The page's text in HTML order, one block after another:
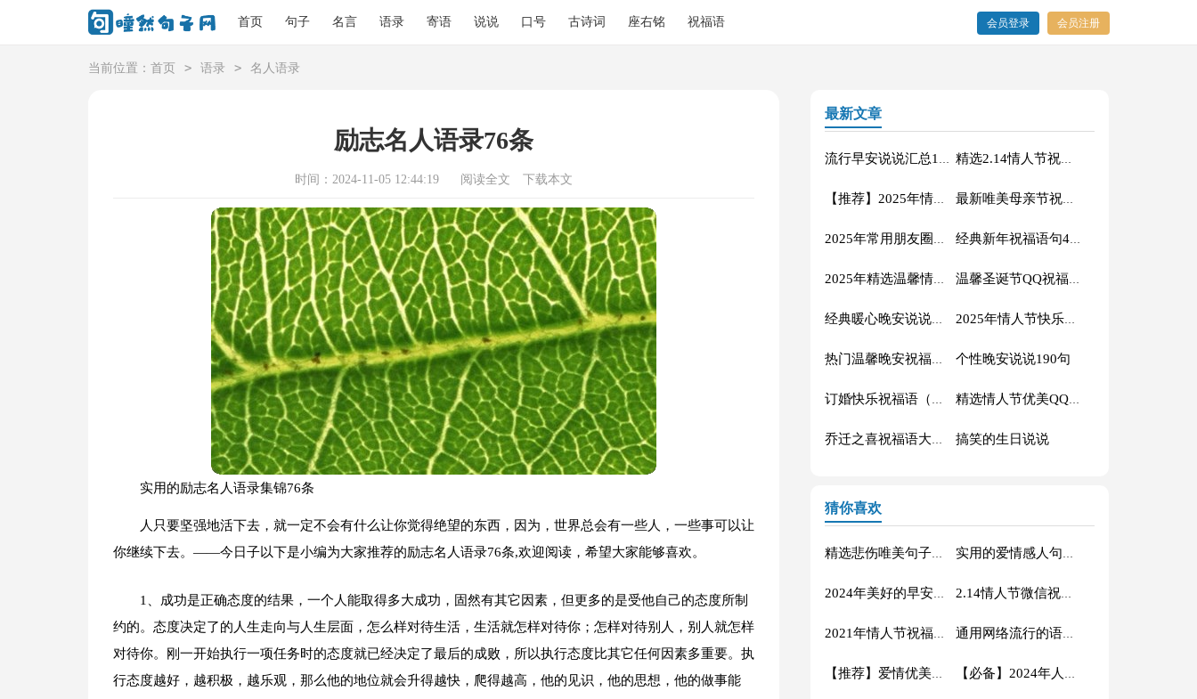
首页 句子 名言 语录 寄语 说说 口号 古诗词 座右铭 祝福语 会员登录 会员注册
当前位置： 首页 > 语录 > 名人语录
励志名人语录76条
时间：2024-11-05 12:44:19 阅读全文 下载本文
实用的励志名人语录集锦76条
人只要坚强地活下去，就一定不会有什么让你觉得绝望的东西，因为，世界总会有一些人，一些事可以让
你继续下去。——今日子以下是小编为大家推荐的励志名人语录76条,欢迎阅读，希望大家能够喜欢。
1、成功是正确态度的结果，一个人能取得多大成功，固然有其它因素，但更多的是受他自己的态度所制
约的。态度决定了的人生走向与人生层面，怎么样对待生活，生活就怎样对待你；怎样对待别人，别人就怎样
对待你。刚一开始执行一项任务时的态度就已经决定了最后的成败，所以执行态度比其它任何因素多重要。执
行态度越好，越积极，越乐观，那么他的地位就会升得越快，爬得越高，他的见识，他的思想，他的做事能
最新文章
个性晚安说说190句
搞笑的生日说说
猜你喜欢
精选悲伤唯美句子锦集96条 实用的爱情感人句子汇编39条
2024年美好的早安朋友圈祝福语大集合61条 2.14情人节微信祝福语集锦34条
2021年情人节祝福语句摘录68条 通用网络流行的语录汇编63句
【推荐】爱情优美句子汇总95条 【必备】2024年人生唯美的句子合集80句